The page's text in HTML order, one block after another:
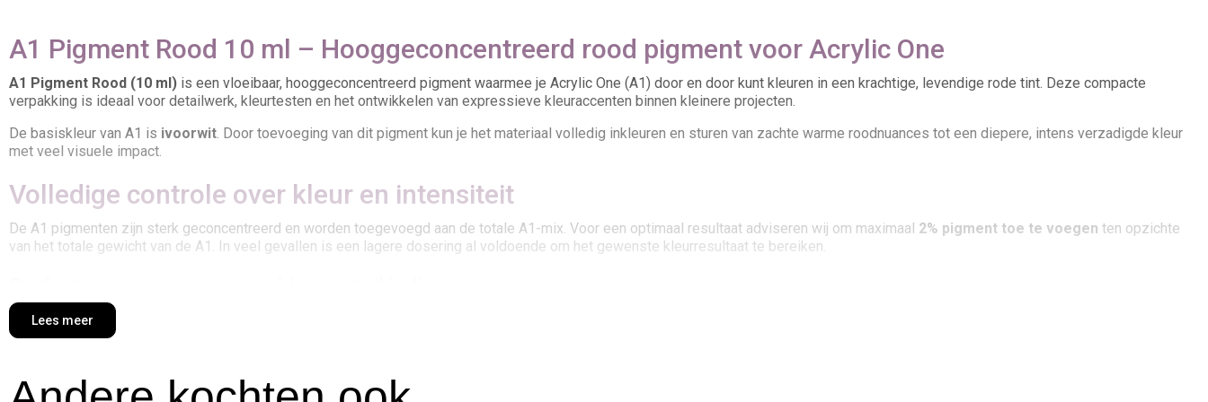
A1 Pigment Rood 10 ml – Hooggeconcentreerd rood pigment voor Acrylic One
A1 Pigment Rood (10 ml) is een vloeibaar, hooggeconcentreerd pigment waarmee je Acrylic One (A1) door en door kunt kleuren in een krachtige, levendige rode tint. Deze compacte
verpakking is ideaal voor detailwerk, kleurtesten en het ontwikkelen van expressieve kleuraccenten binnen kleinere projecten.
De basiskleur van A1 is ivoorwit. Door toevoeging van dit pigment kun je het materiaal volledig inkleuren en sturen van zachte warme roodnuances tot een diepere, intens verzadigde kleur
met veel visuele impact.
Volledige controle over kleur en intensiteit
De A1 pigmenten zijn sterk geconcentreerd en worden toegevoegd aan de totale A1-mix. Voor een optimaal resultaat adviseren wij om maximaal 2% pigment toe te voegen ten opzichte
van het totale gewicht van de A1. In veel gevallen is een lagere dosering al voldoende om het gewenste kleurresultaat te bereiken.
Met deze kleine verpakking kun je eenvoudig kleursterkte testen, nuances opbouwen en combinaties verfijnen. De pigmenten zijn onderling mengbaar, waardoor vrijwel alle RAL-kleuren en
maatwerk tinten gerealiseerd kunnen worden. Daardoor is deze variant bijzonder geschikt voor kunstenaars, decorbouwers en makers die werken met expressieve kleurvlakken, accenten of
Correcte verwerking binnen het A1-systeem
Lees meer